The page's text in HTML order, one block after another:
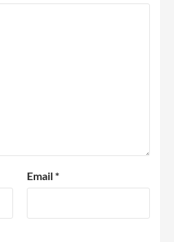
Email*